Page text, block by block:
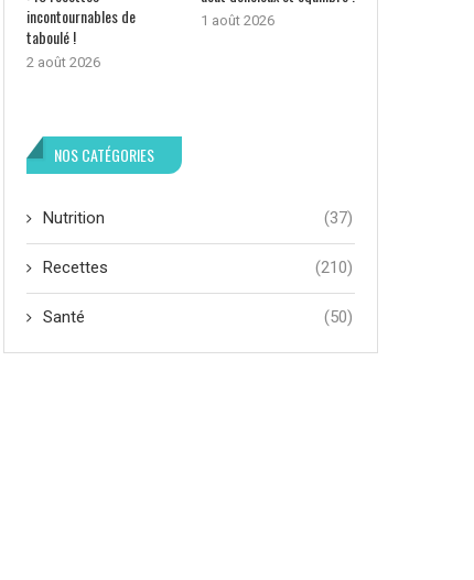
incontournables de
taboulé !
2 août 2026
1 août 2026
NOS CATÉGORIES
Nutrition (37)
Recettes (210)
Santé (50)